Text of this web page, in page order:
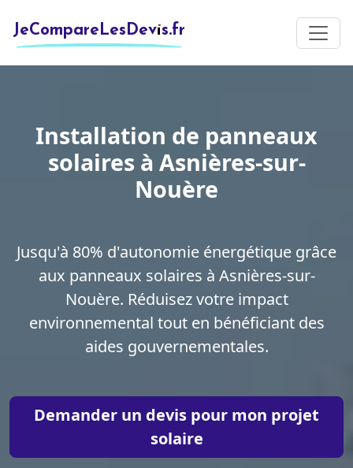
JeCompareLesDevis.fr
Installation de panneaux
solaires à Asnières-sur-
Nouère
Jusqu'à 80% d'autonomie énergétique grâce
aux panneaux solaires à Asnières-sur-
Nouère. Réduisez votre impact
environnemental tout en bénéficiant des
aides gouvernementales.
Demander un devis pour mon projet
solaire